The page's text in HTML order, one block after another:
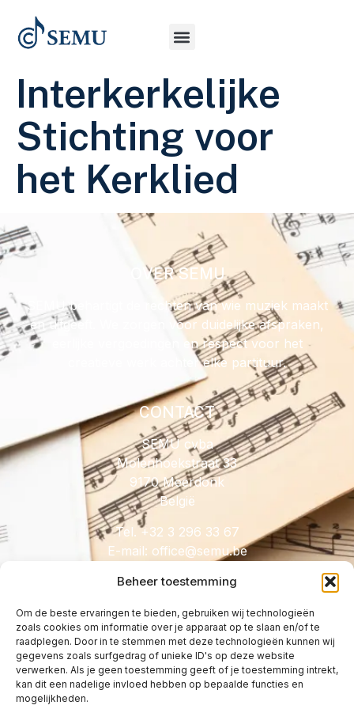
Beheer toestemming
Om de beste ervaringen te bieden, gebruiken wij technologieën
zoals cookies om informatie over je apparaat op te slaan en/of te
raadplegen. Door in te stemmen met deze technologieën kunnen wij
gegevens zoals surfgedrag of unieke ID's op deze website
verwerken. Als je geen toestemming geeft of je toestemming intrekt,
kan dit een nadelige invloed hebben op bepaalde functies en
mogelijkheden.
Interkerkelijke
Stichting voor
het Kerklied
OVER SEMU
SEMU behartigt de rechten van wie muziek maakt
en uitgeeft. We zorgen voor duidelijke afspraken,
eerlijke vergoedingen en respect voor het
creatieve werk achter elke partituur.
CONTACT
SEMU cvba
Molenhoekstraat 33
9170 Meerdonk
België
Tel. +32 3 296 33 67
E-mail:
eb.umes
@eciffo
HANDIG
Licenties
Tarieven